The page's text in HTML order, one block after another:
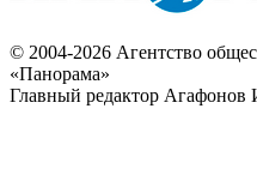
© 2004-2026 Агентство
«Панорама»
Главный редактор Агафонов